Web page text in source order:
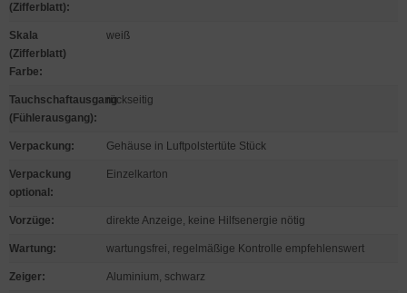
(Zifferblatt):
Skala
(Zifferblatt)
Farbe:
weiß
Tauchschaftausgang
(Fühlerausgang):
rückseitig
Verpackung: Gehäuse in Luftpolstertüte Stück
Verpackung
optional :
Einzelkarton
Vorzüge: direkte Anzeige, keine Hilfsenergie nötig
Wartung: wartungsfrei, regelmäßige Kontrolle empfehlenswert
Zeiger: Aluminium, schwarz